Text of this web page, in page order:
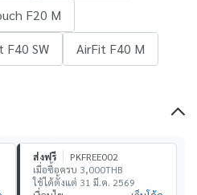
F20 M
F40 SW
AirFit F40 M
ส่งฟรี
PKFREE002
เมื่อซื้อครบ 3,000THB
ใช้ได้ตั้งแต่ 31 มี.ค. 2569